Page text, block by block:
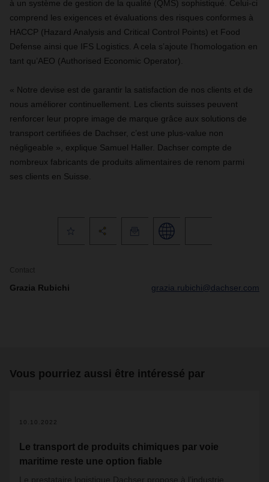
à un système de gestion de la qualité (QMS) sophistiqué. Celui-ci
comprend les exigences et évaluations des risques conformes à
HACCP (Hazard Analysis and Critical Control Points) et Food
Defense ainsi que IFS Logistics. A cela s’ajoute l’homologation en
tant qu’AEO (Authorised Economic Operator).
« Notre devise est de garantir la satisfaction de nos clients et de
nous améliorer continuellement. Les clients suisses peuvent
renforcer leur propre image de marque grâce aux solutions de
transport certifiées de Dachser, c’est une plus-value non
négligeable », explique Samuel Haller. Dachser compte de
nombreux fabricants de produits alimentaires de renom parmi
ses clients en Suisse.
Contact
Grazia Rubichi grazia.rubichi@dachser.com
Vous pourriez aussi être intéressé par
10.10.2022
Le transport de produits chimiques par voie
maritime reste une option fiable
Le prestataire logistique Dachser propose à l’industrie